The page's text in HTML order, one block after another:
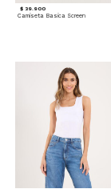
$ 39.900
Camiseta Basica Screen